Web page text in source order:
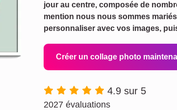
jour au centre, composée de
mention nous nous sommes
personnaliser avec vos images,
Créer un collage photo
4.9 sur 5
2027 évaluations